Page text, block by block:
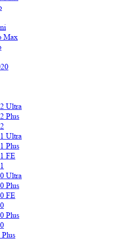
Max
Ultra
Plus
Ultra
Plus
FE
Ultra
Plus
FE
Plus
Plus